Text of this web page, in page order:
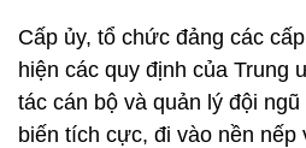
Cấp ủy, tổ chức đảng các
hiện các quy định của Trung
tác cán bộ và quản lý đội
biến tích cực, đi vào nền nếp